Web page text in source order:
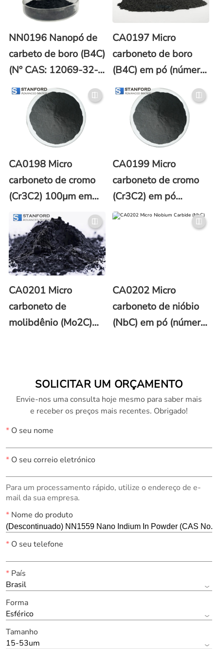
NN0196 Nanopó de
carbeto de boro (B4C)
(Nº CAS: 12069-32-
8)
CA0197 Micro
carboneto de boro
(B4C) em pó (número
CAS 12069-32-8)
CA0198 Micro
carboneto de cromo
(Cr3C2) 100μm em
pó (CAS No. 12012-
35-0)
CA0199 Micro
carboneto de cromo
(Cr3C2) em pó
1000μm (número
CA0201 Micro
carboneto de
molibdênio (Mo2C)
CA0202 Micro
carboneto de nióbio
(NbC) em pó (número
SOLICITAR UM ORÇAMENTO
Envie-nos uma consulta hoje mesmo para saber mais
e receber os preços mais recentes. Obrigado!
*O seu nome
*O seu correio eletrónico
Para um processamento rápido, utilize o endereço de e-
mail da sua empresa.
*Nome do produto
*O seu telefone
*País
Brasil
Forma
Esférico
Tamanho
15-53um